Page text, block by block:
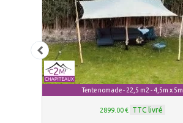
Tente nomade - 22,5 m2 - 4,5m x 5m
2899.00 € TTC livré